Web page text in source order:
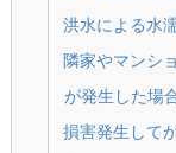
洪水による水
隣家やマンシ
が発生した場
損害発生して